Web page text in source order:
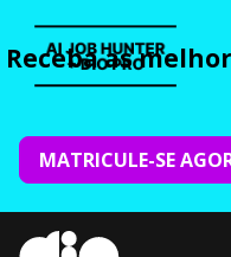
Receba as
MATRICULE-SE